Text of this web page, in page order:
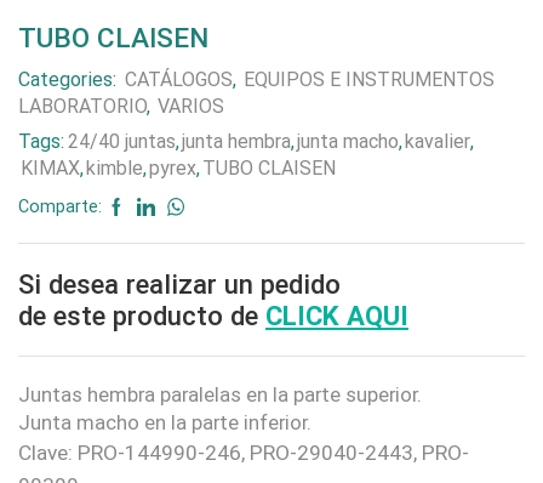
TUBO CLAISEN
Categories: CATÁLOGOS, EQUIPOS E INSTRUMENTOS
LABORATORIO, VARIOS
Tags: 24/40 juntas,junta hembra,junta macho, kavalier,
KIMAX, kimble,pyrex,TUBO CLAISEN
Comparte:
Si desea realizar un pedido
de este producto de CLICK AQUI
Juntas hembra paralelas en la parte superior.
Junta macho en la parte inferior.
Clave: PRO-144990-246, PRO-29040-2443, PRO-